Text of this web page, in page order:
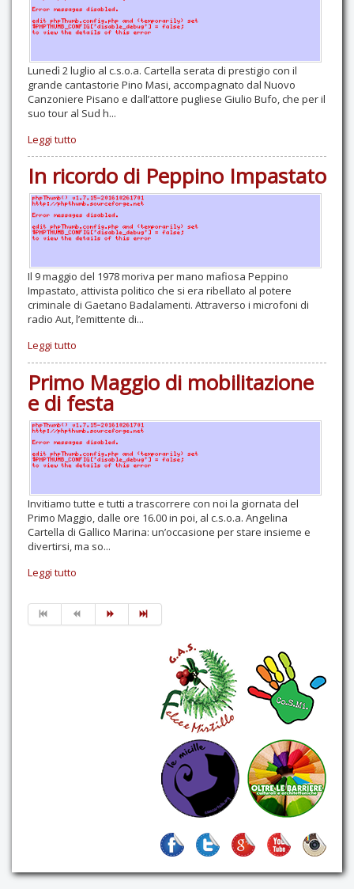
Lunedì 2 luglio al c.s.o.a. Cartella serata di prestigio con il
grande cantastorie Pino Masi, accompagnato dal Nuovo
Canzoniere Pisano e dall’attore pugliese Giulio Bufo, che per il
suo tour al Sud h...
Leggi tutto
In ricordo di Peppino Impastato
Il 9 maggio del 1978 moriva per mano mafiosa Peppino
Impastato, attivista politico che si era ribellato al potere
criminale di Gaetano Badalamenti. Attraverso i microfoni di
radio Aut, l’emittente di...
Leggi tutto
Primo Maggio di mobilitazione
e di festa
Invitiamo tutte e tutti a trascorrere con noi la giornata del
Primo Maggio, dalle ore 16.00 in poi, al c.s.o.a. Angelina
Cartella di Gallico Marina: un’occasione per stare insieme e
divertirsi, ma so...
Leggi tutto